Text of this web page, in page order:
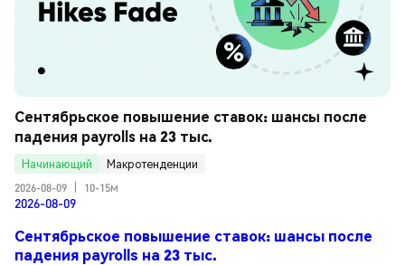
Сентябрьское повышение ставок: шансы после
падения payrolls на 23 тыс.
Начинающий
Макротенденции
2026-08-09
10-15м
2026-08-09
Сентябрьское повышение ставок: шансы после
падения payrolls на 23 тыс.